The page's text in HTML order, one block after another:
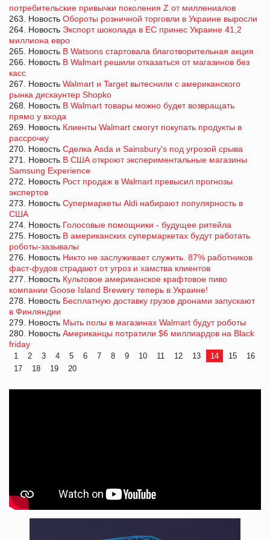
потребительские привычки поколения Z от миллениалов
263. Новость Обороты розничной торговли в Украине выросли
264. Новость Экспорт шоколада в ЕС принес Украине 41,2
миллиона евро
265. Новость В Watsons стартовала благотворительная акция
266. Новость В Walmart решили отказаться от магазинов без
касс
267. Новость Walmart и Target вытеснили с американского
рынка дискаунтер Shopko
268. Новость В Walmart товары можно будет возвращать
прямо у входа
269. Новость Клиенты Walmart смогут покупать продукты в
рассрочку
270. Новость Сделка Asda и Sainsbury's под угрозой срыва
271. Новость В США откроют экспериментальные магазины
Samsung Experience
272. Новость Рост продаж в Walmart превысил прогнозы
экспертов
273. Новость Супермаркеты Aldi набирают популярность в
США
274. Новость Голосовые помощники - будущее ритейла
275. Новость В американских супермаркетах будут работать
роботы-зазывалы
276. Новость Никто не заслуживает служить. 87% работников
фаст-фудов страдают от угроз и хамства клиентов
277. Новость Культовое американское крафтовое пиво
компании Goose Island Brewery теперь в Украине!
278. Новость Бесплатную доставку грузов дронами запускают
в Финляндии
279. Новость Мыть полы в магазинах Walmart будут роботы
280. Новость Американцы потратили $6 миллиардов на Black
friday
1 2 3 4 5 6 7 8 9 10 11 12 13 14 15
16
17
18 19 20